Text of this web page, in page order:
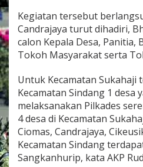
e
k
l
a
r
s
i
D
a
m
a
P
i
Kegiatan tersebut
Candrajaya turut dihadiri,
calon Kepala Desa, Panitia,
Tokoh Masyarakat serta
Untuk Kecamatan Sukahaji
Kecamatan Sindang 1 desa
melaksanakan Pilkades
4 desa di Kecamatan
Ciomas, Candrajaya,
Kecamatan Sindang
Sangkanhurip, kata AKP